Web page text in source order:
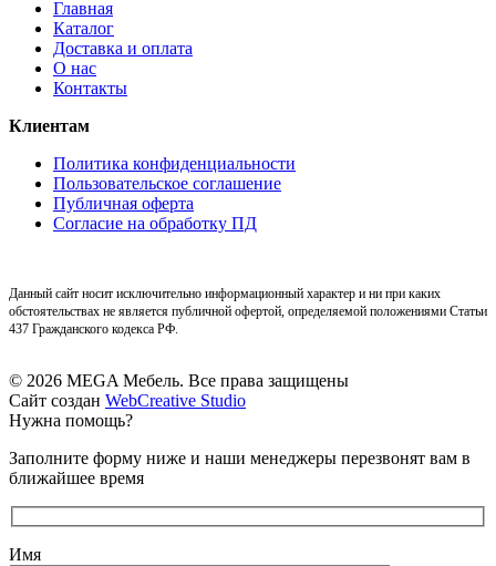
Главная
Каталог
Доставка и оплата
О нас
Контакты
Клиентам
Политика конфиденциальности
Пользовательское соглашение
Публичная оферта
Согласие на обработку ПД
Данный сайт носит исключительно информационный характер и ни при каких
обстоятельствах не является публичной офертой, определяемой положениями Статьи
437 Гражданского кодекса РФ.
© 2026 MEGA Мебель. Все права защищены
Сайт создан WebCreative Studio
Нужна помощь?
Заполните форму ниже и наши менеджеры перезвонят вам в
ближайшее время
Имя